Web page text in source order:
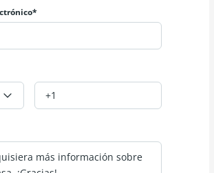
en la buhardilla.
y perfectamente aprovechados.
oportunidad, a un precio
de vistarla.